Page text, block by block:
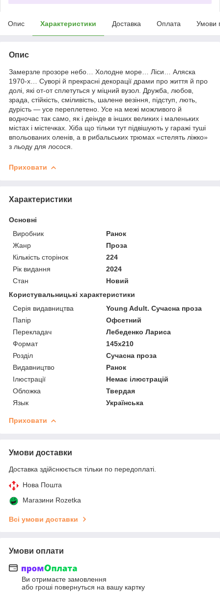
Опис Характеристики Доставка Оплата Умови
Опис
Замерзле прозоре небо… Холодне море… Ліси… Аляска
1970-х… Суворі й прекрасні декорації драми про життя й про
долі, які от-от сплетуться у міцний вузол. Дружба, любов,
зрада, стійкість, сміливість, шалене везіння, підступ, лють,
дурість — усе переплетено. Усе на межі можливого й
водночас так само, як і деінде в інших великих і маленьких
містах і містечках. Хіба що тільки тут підвішують у гаражі туші
впольованих оленів, а в рибальських трюмах «стелять ліжко»
з льоду для лосося.
Приховати
Характеристики
Основні
Виробник
Ранок
Жанр
Проза
Кількість сторінок
224
Рік видання
2024
Стан
Новий
Користувальницькі характеристики
Серія видавництва
Young Adult. Сучасна проза
Папір
Офсетний
Перекладач
Лебеденко Лариса
Формат
145х210
Розділ
Сучасна проза
Видавництво
Ранок
Ілюстрації
Немає ілюстрацій
Обложка
Твердая
Язык
Українська
Приховати
Умови доставки
Доставка здійснюється тільки по передоплаті.
Нова Пошта
Магазини Rozetka
Всі умови доставки
Умови оплати
Ви отримаєте замовлення
або гроші повернуться на вашу картку